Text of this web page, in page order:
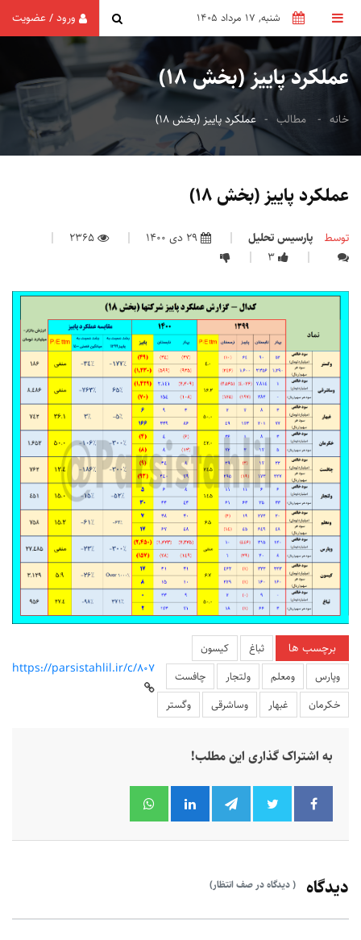
شنبه, 17 مرداد 1405 ورود/عضویت
عملکرد پاییز (بخش 18)
خانه مطالب عملکرد پاییز (بخش 18)
عملکرد پاییز (بخش 18)
توسط پارسیس تحلیل
برچسب ها ثباغ
کیسون
وپارس
ومعلم ولتجار
چافست
خکرمان
غبهار وساشرقی وگستر
https://parsistahlil.ir/c/807
به اشتراک گذاری این مطلب!
دیدگاه ( دیدگاه در صف انتظار)